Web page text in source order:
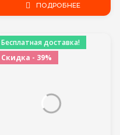
Адаптеров Конвертировать
Стенд
ПОДРОБНЕЕ
Бесплатная доставка!
Скидка - 39%